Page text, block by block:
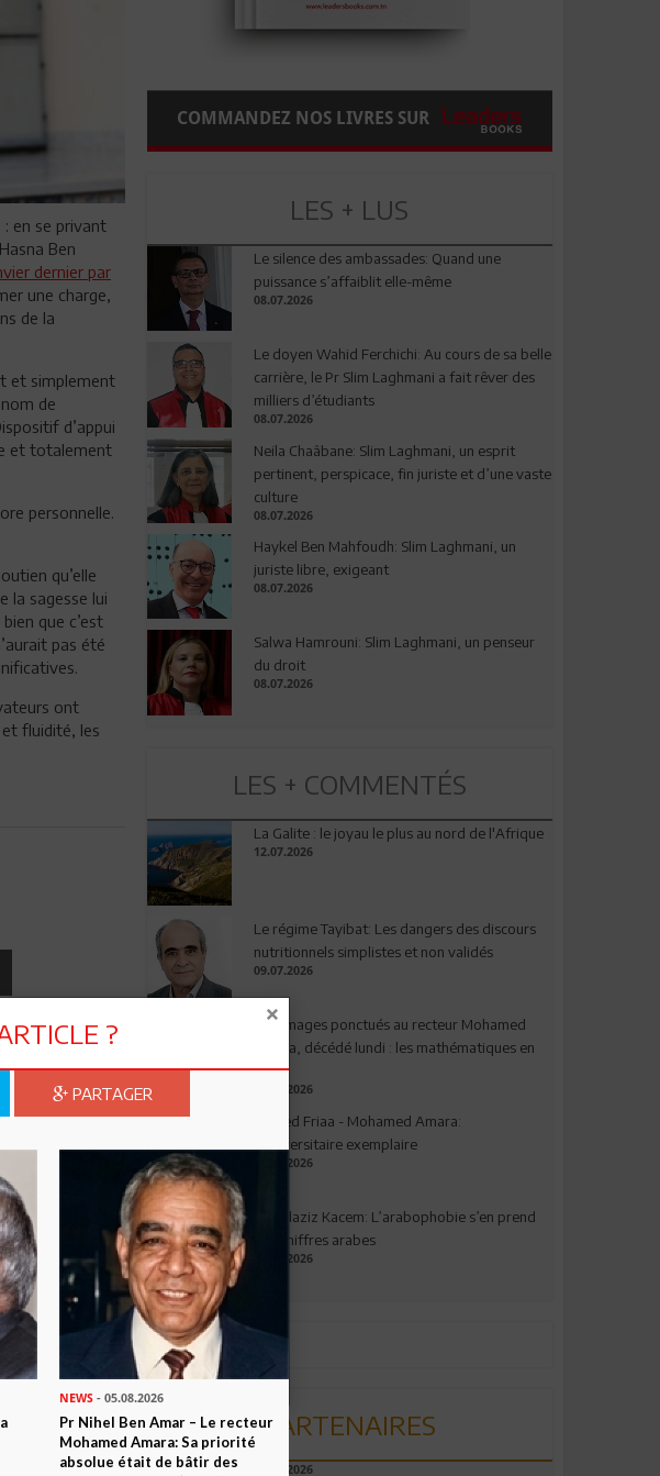
: en se privant
Ben
dernier par
une charge,
de la
et simplement
de
d’appui
et totalement
personnelle.
qu’elle
la sagesse lui
que c’est
pas été
ont
fluidité, les
COMMANDEZ NOS LIVRES SUR
LES + LUS
Le silence des ambassades: Quand une
puissance s’affaiblit elle-même
08.07.2026
Le doyen Wahid Ferchichi: Au cours de sa belle
carrière, le Pr Slim Laghmani a fait rêver des
milliers d’étudiants
08.07.2026
Neila Chaâbane: Slim Laghmani, un esprit
pertinent, perspicace, fin juriste et d’une vaste
culture
08.07.2026
Haykel Ben Mahfoudh: Slim Laghmani, un
juriste libre, exigeant
08.07.2026
Salwa Hamrouni: Slim Laghmani, un penseur
du droit
08.07.2026
LES + COMMENTÉS
La Galite : le joyau le plus au nord de l'Afrique
12.07.2026
Le régime Tayibat: Les dangers des discours
nutritionnels simplistes et non validés
09.07.2026
Hommages ponctués au recteur Mohamed
Amara, décédé lundi : les mathématiques en
deuil
03.08.2026
Ahmed Friaa - Mohamed Amara:
l’Universitaire exemplaire
04.08.2026
Abdelaziz Kacem: L’arabophobie s’en prend
aux chiffres arabes
09.07.2026
PARTENAIRES
04.08.2026
?
PARTAGER
NEWS- 05.08.2026
Pr Nihel Ben Amar – Le recteur
Mohamed Amara: Sa priorité
absolue était de bâtir des